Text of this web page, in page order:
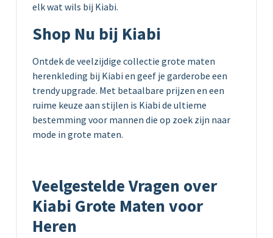
elk wat wils bij Kiabi.
Shop Nu bij Kiabi
Ontdek de veelzijdige collectie grote maten
herenkleding bij Kiabi en geef je garderobe een
trendy upgrade. Met betaalbare prijzen en een
ruime keuze aan stijlen is Kiabi de ultieme
bestemming voor mannen die op zoek zijn naar
mode in grote maten.
Veelgestelde Vragen over
Kiabi Grote Maten voor
Heren